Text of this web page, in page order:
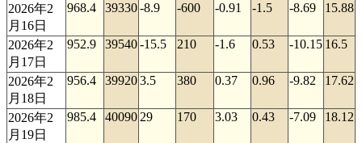
2026年2
月16日
968.4 39330-8.9 -600 -0.91 -1.5 -8.69 15.88
2026年2
月17日
952.9 39540-15.5 210 -1.6 0.53 -10.15 16.5
2026年2
月18日
956.4 399203.5 380 0.37 0.96 -9.82 17.62
2026年2
月19日
985.4 40090 29 170 3.03 0.43 -7.09 18.12